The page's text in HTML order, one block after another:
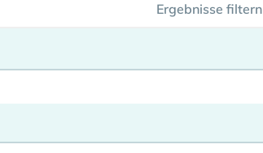
Ergebnisse filtern